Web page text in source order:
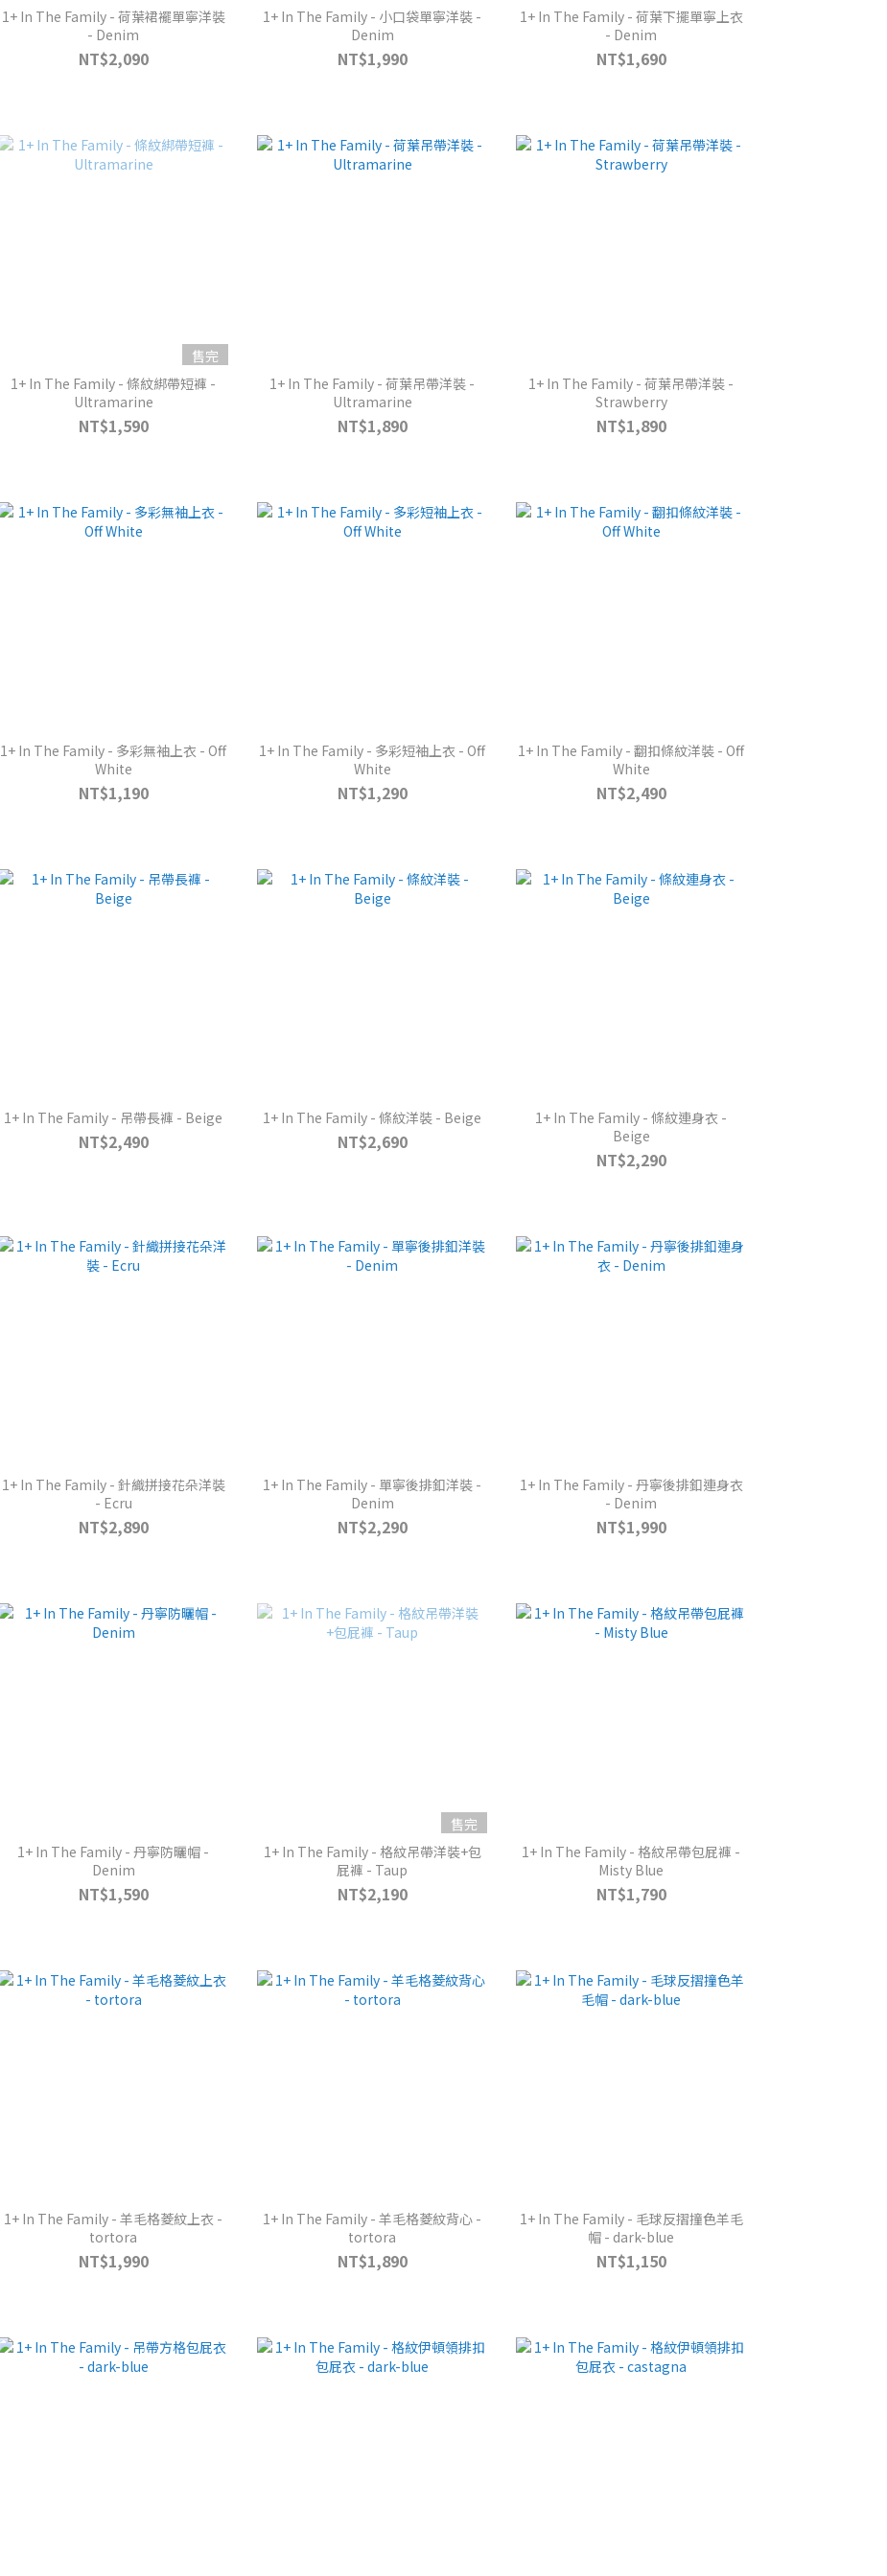
1+ In The Family - 荷葉裙襬單寧洋裝
- Denim
NT$2,090
1+ In The Family - 小口袋單寧洋裝 -
Denim
NT$1,990
1+ In The Family - 荷葉下擺單寧上衣
- Denim
NT$1,690
售完
1+ In The Family - 條紋綁帶短褲 -
Ultramarine
NT$1,590
1+ In The Family - 荷葉吊帶洋裝 -
Ultramarine
NT$1,890
1+ In The Family - 荷葉吊帶洋裝 -
Strawberry
NT$1,890
1+ In The Family - 多彩無袖上衣 - Off
White
NT$1,190
1+ In The Family - 多彩短袖上衣 - Off
White
NT$1,290
1+ In The Family - 翻扣條紋洋裝 - Off
White
NT$2,490
1+ In The Family - 吊帶長褲 - Beige
NT$2,490
1+ In The Family - 條紋洋裝 - Beige
NT$2,690
1+ In The Family - 條紋連身衣 -
Beige
NT$2,290
1+ In The Family - 針織拼接花朵洋裝
- Ecru
NT$2,890
1+ In The Family - 單寧後排釦洋裝 -
Denim
NT$2,290
1+ In The Family - 丹寧後排釦連身衣
- Denim
NT$1,990
1+ In The Family - 丹寧防曬帽 -
Denim
NT$1,590
售完
1+ In The Family - 格紋吊帶洋裝+包
屁褲 - Taup
NT$2,190
1+ In The Family - 格紋吊帶包屁褲 -
Misty Blue
NT$1,790
1+ In The Family - 羊毛格菱紋上衣 -
tortora
NT$1,990
1+ In The Family - 羊毛格菱紋背心 -
tortora
NT$1,890
1+ In The Family - 毛球反摺撞色羊毛
帽 - dark-blue
NT$1,150